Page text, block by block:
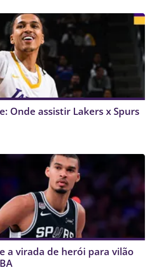
Onde assistir Lakers x Spurs
a virada de herói para vilão